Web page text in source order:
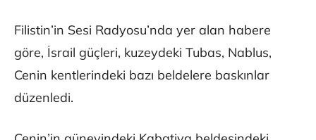
Filistin’in Sesi Radyosu’nda yer alan habere
göre, İsrail güçleri, kuzeydeki Tubas, Nablus,
Cenin kentlerindeki bazı beldelere baskınlar
düzenledi.